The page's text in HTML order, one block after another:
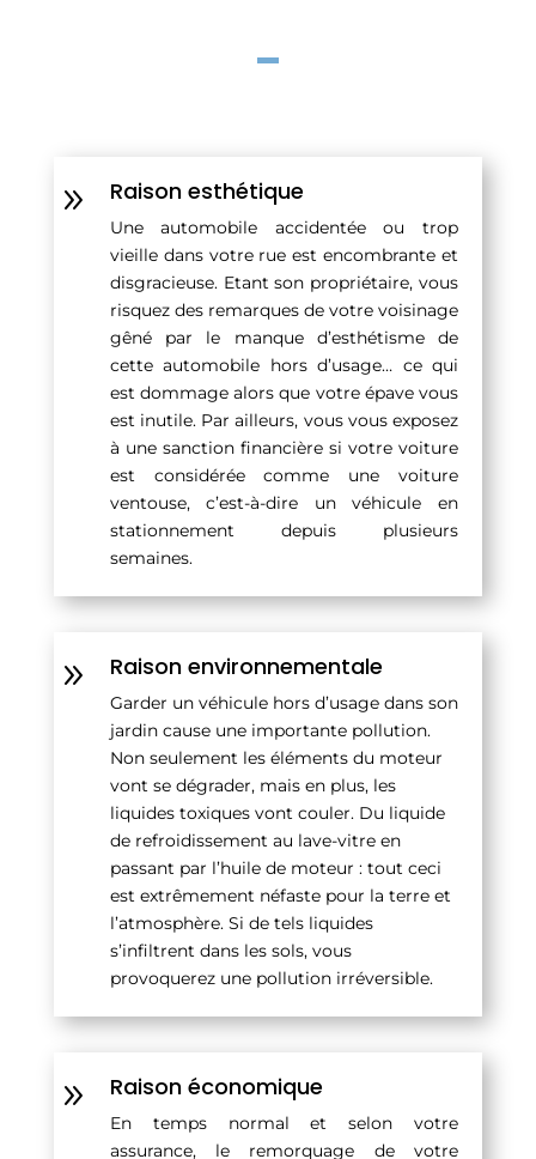
9 Raison esthétique
Une automobile accidentée ou trop
vieille dans votre rue est encombrante et
disgracieuse. Etant son propriétaire, vous
risquez des remarques de votre voisinage
gêné par le manque d’esthétisme de
cette automobile hors d’usage… ce qui
est dommage alors que votre épave vous
est inutile. Par ailleurs, vous vous exposez
à une sanction financière si votre voiture
est considérée comme une voiture
ventouse, c’est-à-dire un véhicule en
stationnement depuis plusieurs
semaines.
9 Raison environnementale
Garder un véhicule hors d’usage dans son
jardin cause une importante pollution.
Non seulement les éléments du moteur
vont se dégrader, mais en plus, les
liquides toxiques vont couler. Du liquide
de refroidissement au lave-vitre en
passant par l’huile de moteur : tout ceci
est extrêmement néfaste pour la terre et
l’atmosphère. Si de tels liquides
s’infiltrent dans les sols, vous
provoquerez une pollution irréversible.
9 Raison économique
En temps normal et selon votre
assurance, le remorquage de votre